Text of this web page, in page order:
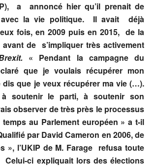
a annoncé hier qu’il prenait de
avec la vie politique. Il avait déjà
fois, en 2009 puis en 2015, de la
de s’impliquer très activement
« Pendant la campagne du
que je voulais récupérer mon
dis que je veux récupérer ma vie (…).
soutenir le parti, à soutenir son
observer de très près le processus
au Parlement européen » a t-il
par David Cameron en 2006, de
l’UKIP de M. Farage refusa toute
Celui-ci expliquait lors des élections